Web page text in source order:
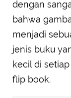
dengan
bahwa
menjadi
jenis buku
kecil di
flip book.